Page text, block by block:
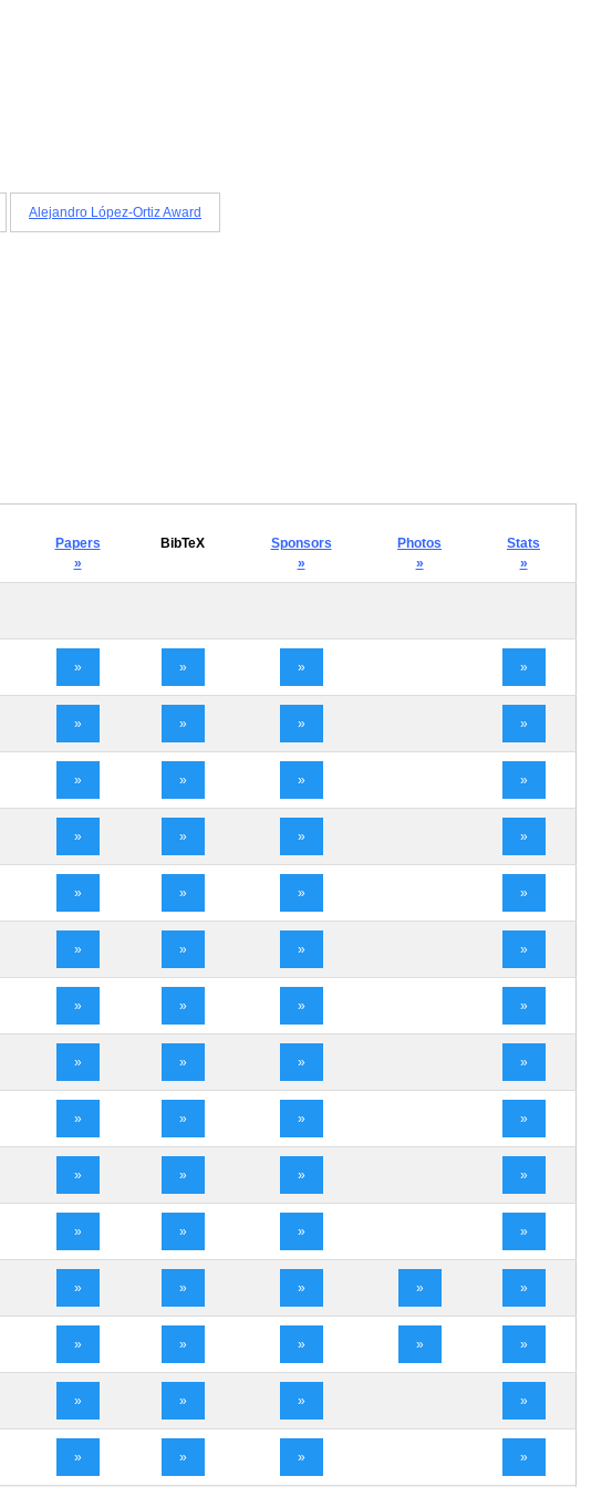
Alejandro López-Ortiz Award
Papers
»
BibTeX
Sponsors
»
Photos
»
Stats
»
» » » »
» » » »
» » » »
» » » »
» » » »
» » » »
» » » »
» » » »
» » » »
» » » »
» » » »
» » » » »
» » » » »
» » » »
» » » »